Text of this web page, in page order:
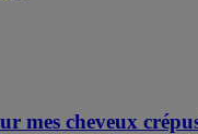
mes cheveux